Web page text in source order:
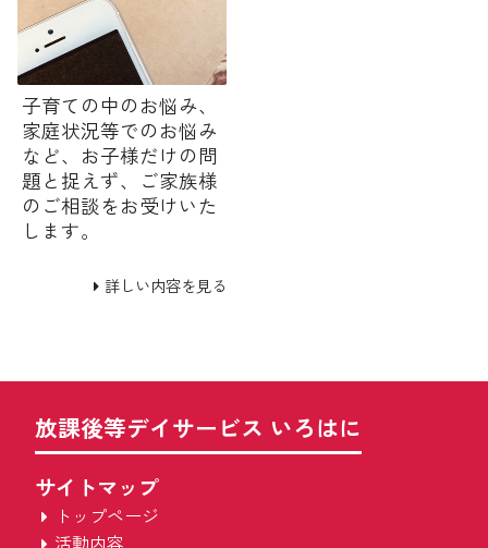
子育ての中のお悩み、
家庭状況等でのお悩み
など、お子様だけの問
題と捉えず、ご家族様
のご相談をお受けいた
します。
詳しい内容を見る
放課後等デイサービス いろはに
サイトマップ
トップページ
活動内容